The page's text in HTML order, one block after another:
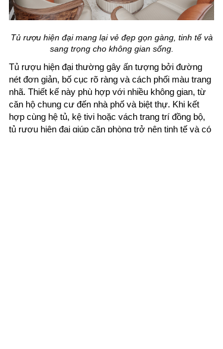
Tủ rượu hiện đại mang lại vẻ đẹp gọn gàng, tinh tế và
sang trọng cho không gian sống.
Tủ rượu hiện đại thường gây ấn tượng bởi đường
nét đơn giản, bố cục rõ ràng và cách phối màu trang
nhã. Thiết kế này phù hợp với nhiều không gian, từ
căn hộ chung cư đến nhà phố và biệt thự. Khi kết
hợp cùng hệ tủ, kệ tivi hoặc vách trang trí đồng bộ,
tủ rượu hiện đại giúp căn phòng trở nên tinh tế và có